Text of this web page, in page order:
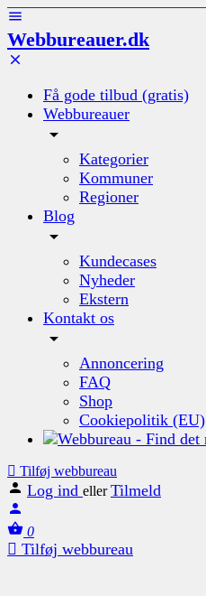
Webbureauer.dk
Få gode tilbud (gratis)
Webbureauer
Kategorier
Kommuner
Regioner
Blog
Kundecases
Nyheder
Ekstern
Kontakt os
Annoncering
FAQ
Shop
Cookiepolitik (EU)
Tilføj webbureau
Log ind eller Tilmeld
0
Tilføj webbureau